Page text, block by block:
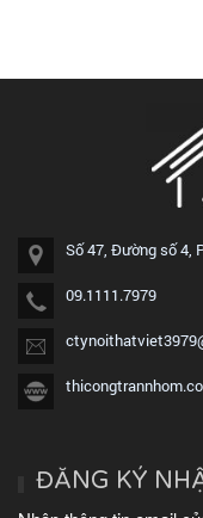
Số 47, Đường số 4,
09.1111.7979
ĐĂNG KÝ